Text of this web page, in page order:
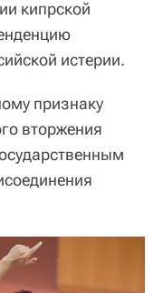
кипрской
истерии.
признаку
вторжения